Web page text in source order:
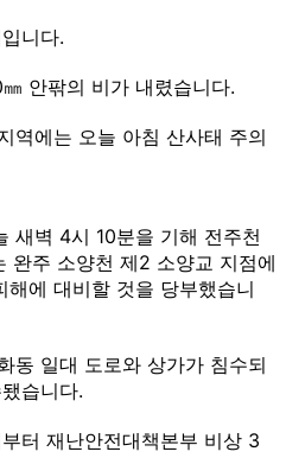
니다.
안팎의 비가 내렸습니다.
역에는 오늘 아침 산사태 주의
새벽 4시 10분을 기해 전주천
완주 소양천 제2 소양교 지점에
에 대비할 것을 당부했습니
동 일대 도로와 상가가 침수되
습니다.
터 재난안전대책본부 비상 3